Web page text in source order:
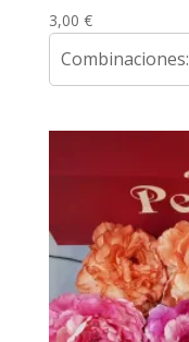
3,00 €
Combinaciones: